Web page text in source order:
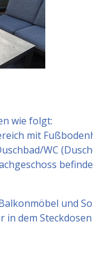
wie folgt:
mit
WC
und
dem